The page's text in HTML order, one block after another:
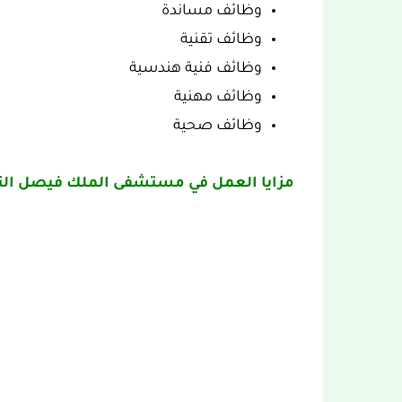
وظائف مساندة
وظائف تقنية
وظائف فنية هندسية
وظائف مهنية
وظائف صحية
مزايا العمل في مستشفى الملك فيصل